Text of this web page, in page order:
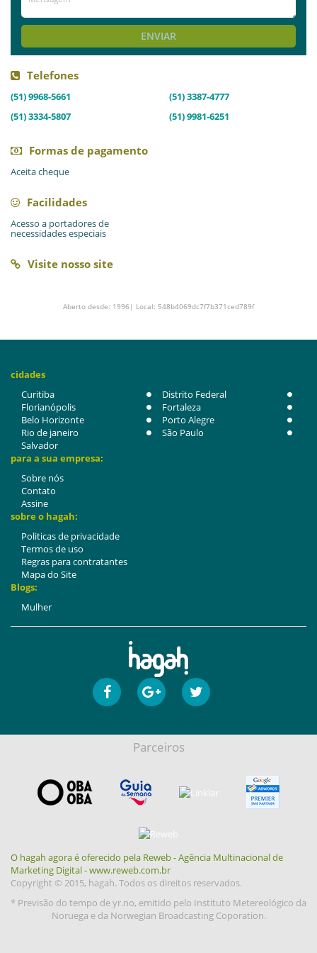
ENVIAR
Telefones
(51) 9968-5661
(51) 3387-4777
(51) 3334-5807
(51) 9981-6251
Formas de pagamento
Aceita cheque
Facilidades
Acesso a portadores de
necessidades especiais
Visite nosso site
Aberto desde: 1996| Local: 548b4069dc7f7b371ced789f
cidades
Curitiba
Distrito Federal
Florianópolis
Fortaleza
Belo Horizonte
Porto Alegre
Rio de janeiro
São Paulo
Salvador
para a sua empresa:
Sobre nós
Contato
Assine
sobre o hagah:
Politicas de privacidade
Termos de uso
Regras para contratantes
Mapa do Site
Blogs:
Mulher
Parceiros
O hagah agora é oferecido pela Reweb - Agência Multinacional de
Marketing Digital - www.reweb.com.br
Copyright © 2015, hagah. Todos os direitos reservados.
* Previsão do tempo de yr.no, emitido pelo Instituto Metereológico da
Noruega e da Norwegian Broadcasting Coporation.